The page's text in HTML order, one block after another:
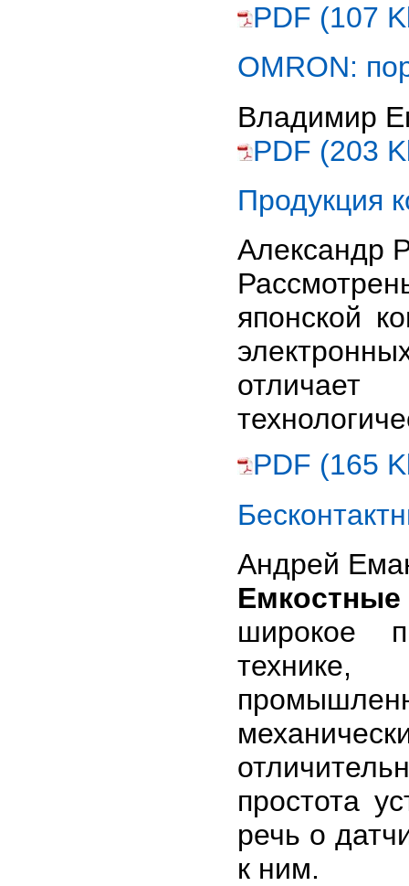
PDF (107
OMRON:
Владимир
PDF (203
Продукция
Александр
японской
PDF (165
Андрей
Емкостные
широкое
простота
речь о
к ним.